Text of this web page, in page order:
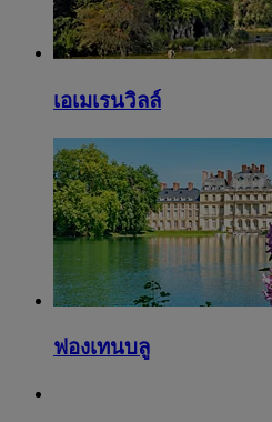
เอเมเรนวิลล์
ฟองเทนบลู